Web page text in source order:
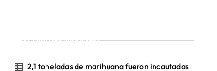
¡Ultimas Noticias!
2,1 toneladas de marihuana fueron incautadas